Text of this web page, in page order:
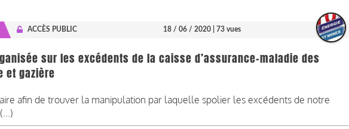
ACCÈS PUBLIC 18 / 06 / 2020 | 73 vues
sur les excédents de la caisse d’assurance-maladie des
et gazière
afin de trouver la manipulation par laquelle spolier les excédents de notre